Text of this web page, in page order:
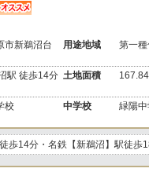
市新鵜沼台 用途地域 第一
駅 徒歩14分 土地面積
校 中学校 緑陽
歩14分・名鉄【新鵜沼】駅徒歩